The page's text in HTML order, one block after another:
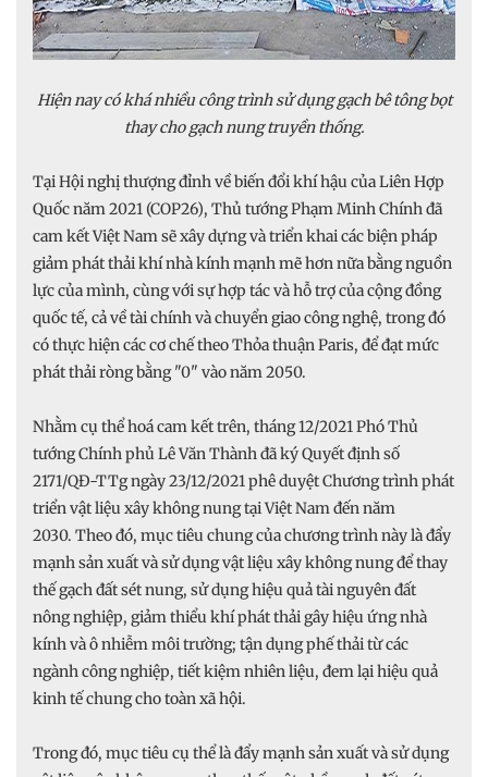
Hiện nay có khá nhiều công trình sử dụng gạch bê tông bọt
thay cho gạch nung truyền thống.
Tại Hội nghị thượng đỉnh về biến đổi khí hậu của Liên Hợp
Quốc năm 2021 (COP26), Thủ tướng Phạm Minh Chính đã
cam kết Việt Nam sẽ xây dựng và triển khai các biện pháp
giảm phát thải khí nhà kính mạnh mẽ hơn nữa bằng nguồn
lực của mình, cùng với sự hợp tác và hỗ trợ của cộng đồng
quốc tế, cả về tài chính và chuyển giao công nghệ, trong đó
có thực hiện các cơ chế theo Thỏa thuận Paris, để đạt mức
phát thải ròng bằng "0" vào năm 2050.
Nhằm cụ thể hoá cam kết trên, tháng 12/2021 Phó Thủ
tướng Chính phủ Lê Văn Thành đã ký Quyết định số
2171/QĐ-TTg ngày 23/12/2021 phê duyệt Chương trình phát
triển vật liệu xây không nung tại Việt Nam đến năm
2030. Theo đó, mục tiêu chung của chương trình này là đẩy
mạnh sản xuất và sử dụng vật liệu xây không nung để thay
thế gạch đất sét nung, sử dụng hiệu quả tài nguyên đất
nông nghiệp, giảm thiểu khí phát thải gây hiệu ứng nhà
kính và ô nhiễm môi trường; tận dụng phế thải từ các
ngành công nghiệp, tiết kiệm nhiên liệu, đem lại hiệu quả
kinh tế chung cho toàn xã hội.
Trong đó, mục tiêu cụ thể là đẩy mạnh sản xuất và sử dụng